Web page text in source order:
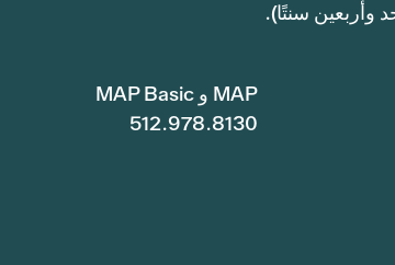
MAP و MAP Basic
512.978.8130